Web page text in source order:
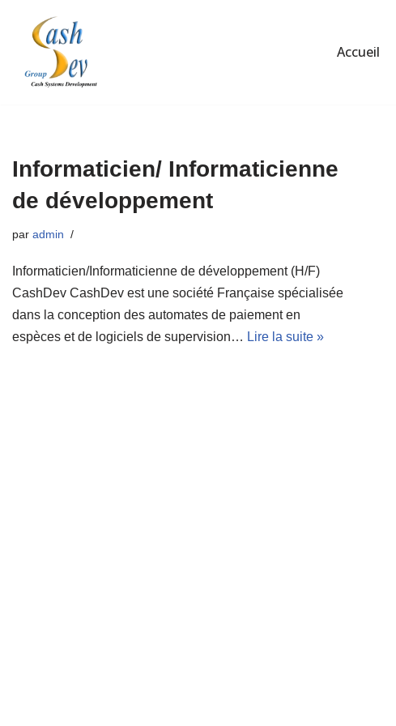
Aller
contenu
Accueil
Informaticien/ Informaticienne
de développement
par admin
Informaticien/Informaticienne de développement (H/F)
CashDev CashDev est une société Française spécialisée
dans la conception des automates de paiement en
espèces et de logiciels de supervision… Lire la suite »